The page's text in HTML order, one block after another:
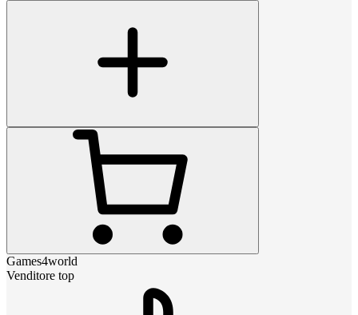
Games4world
Venditore top